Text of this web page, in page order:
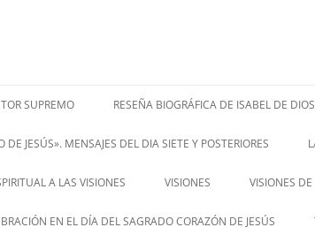
SUPREMO RESEÑA BIOGRÁFICA DE ISABEL DE DIOS
ISABEL’S BIOGRAPHY
JESÚS». MENSAJES DEL DIA SIETE Y POSTERIORES
A LAS VISIONES VISIONES
ENGLISH V
VISIONES
EN EL DÍA DEL SAGRADO CORAZÓN DE JESÚS